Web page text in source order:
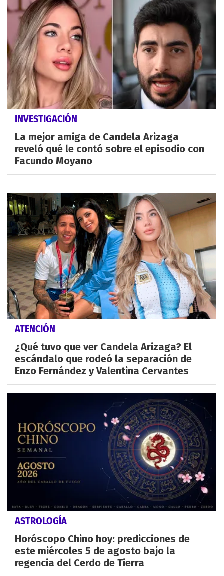
INVESTIGACIÓN
La mejor amiga de Candela Arizaga
reveló qué le contó sobre el episodio con
Facundo Moyano
ATENCIÓN
¿Qué tuvo que ver Candela Arizaga? El
escándalo que rodeó la separación de
Enzo Fernández y Valentina Cervantes
ASTROLOGÍA
Horóscopo Chino hoy: predicciones de
este miércoles 5 de agosto bajo la
regencia del Cerdo de Tierra